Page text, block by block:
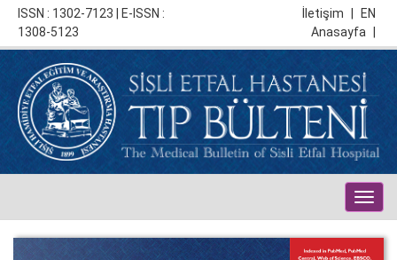
ISSN : 1302-7123 | E-ISSN :
1308-5123
EN
İletişim
Anasayfa